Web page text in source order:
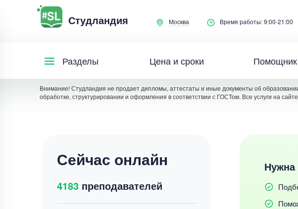
Студландия Москва Время работы: 9:00-21:00
Разделы Цена и сроки
Внимание! Студландия не продает дипломы, аттестаты и иные документы об
обработке, структурировании и оформления в соответствии с ГОСТом. Все услуги на
Сейчас онлайн
4183преподавателей
Нужна